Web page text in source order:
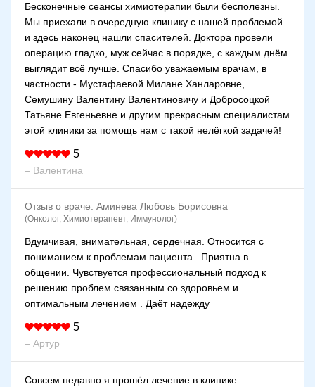
Бесконечные сеансы химиотерапии были бесполезны.
Мы приехали в очередную клинику с нашей проблемой
и здесь наконец нашли спасителей. Доктора провели
операцию гладко, муж сейчас в порядке, с каждым днём
выглядит всё лучше. Спасибо уважаемым врачам, в
частности - Мустафаевой Милане Ханларовне,
Семушину Валентину Валентиновичу и Добросоцкой
Татьяне Евгеньевне и другим прекрасным специалистам
этой клиники за помощь нам с такой нелёгкой задачей!
5
– Валентина
Отзыв о враче: Аминева Любовь Борисовна
(Онколог, Химиотерапевт, Иммунолог)
Вдумчивая, внимательная, сердечная. Относится с
пониманием к проблемам пациента . Приятна в
общении. Чувствуется профессиональный подход к
решению проблем связанным со здоровьем и
оптимальным лечением . Даёт надежду
5
– Артур
Совсем недавно я прошёл лечение в клинике